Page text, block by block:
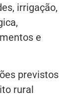
irrigação,
e
previstos
rural